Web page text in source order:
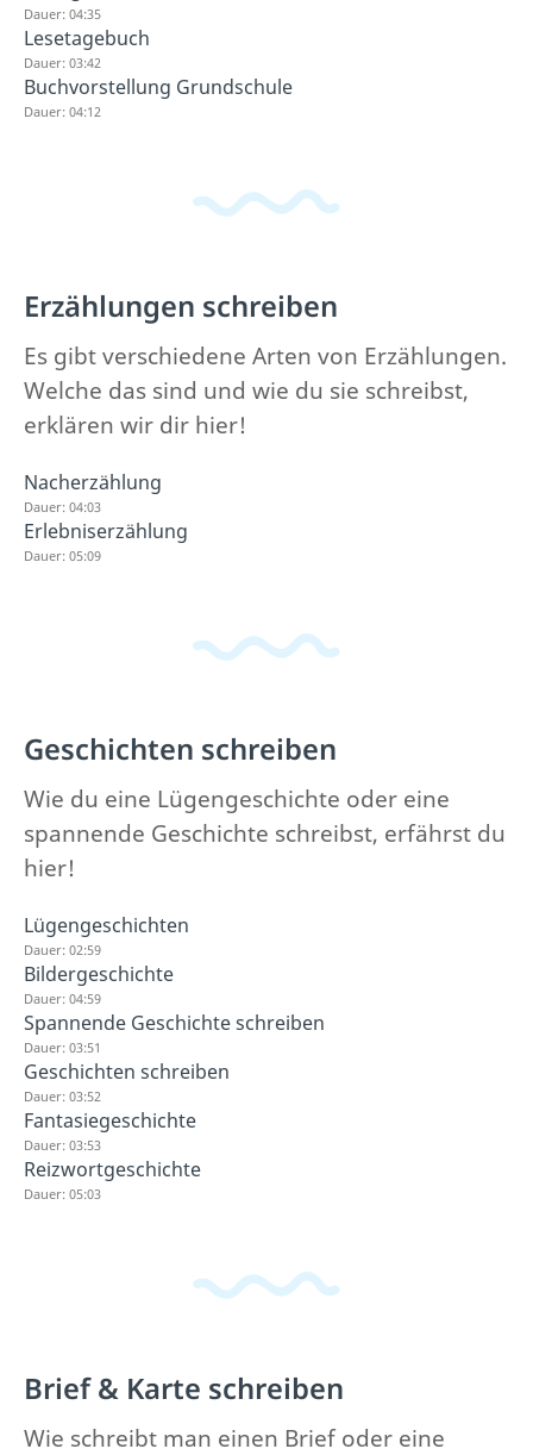
Dauer: 04:35
Lesetagebuch
Dauer: 03:42
Buchvorstellung Grundschule
Dauer: 04:12
Erzählungen schreiben
Es gibt verschiedene Arten von Erzählungen.
Welche das sind und wie du sie schreibst,
erklären wir dir hier!
Nacherzählung
Dauer: 04:03
Erlebniserzählung
Dauer: 05:09
Geschichten schreiben
Wie du eine Lügengeschichte oder eine
spannende Geschichte schreibst, erfährst du
hier!
Lügengeschichten
Dauer: 02:59
Bildergeschichte
Dauer: 04:59
Spannende Geschichte schreiben
Dauer: 03:51
Geschichten schreiben
Dauer: 03:52
Fantasiegeschichte
Dauer: 03:53
Reizwortgeschichte
Dauer: 05:03
Brief & Karte schreiben
Wie schreibt man einen Brief oder eine